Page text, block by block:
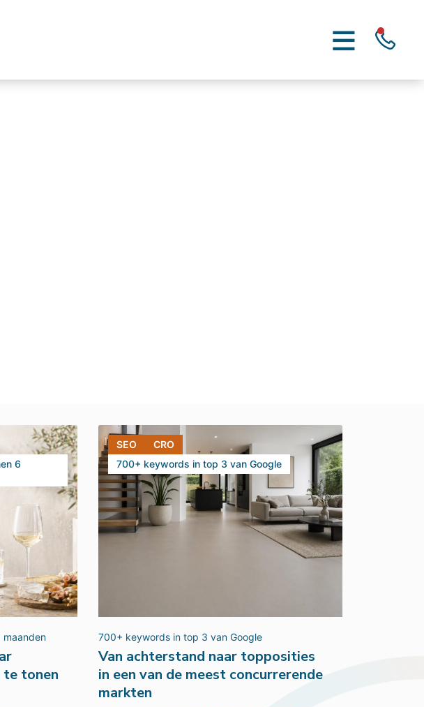
6
maanden
tonen
SEO
CRO
700+ keywords in top 3 van Google
700+ keywords in top 3 van Google
Van achterstand naar topposities
in een van de meest concurrerende
markten